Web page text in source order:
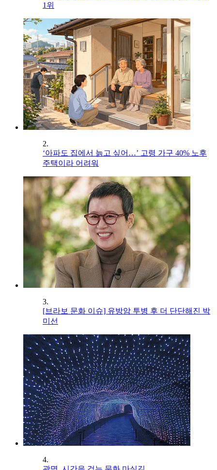
1위
2.
‘아파도 집에서 늙고 싶어…’ 고령 가구 40% 노후
주택이라 어려워
3.
[브라보 문화 이슈] 유방암 투병 후 더 단단해진 박
미선
4.